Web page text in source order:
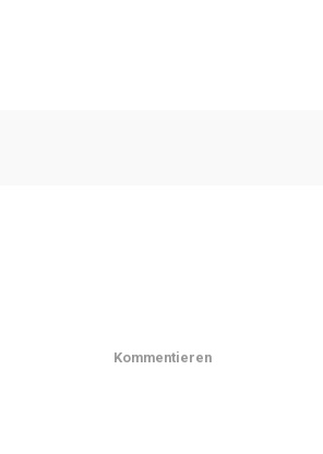
Kommentieren